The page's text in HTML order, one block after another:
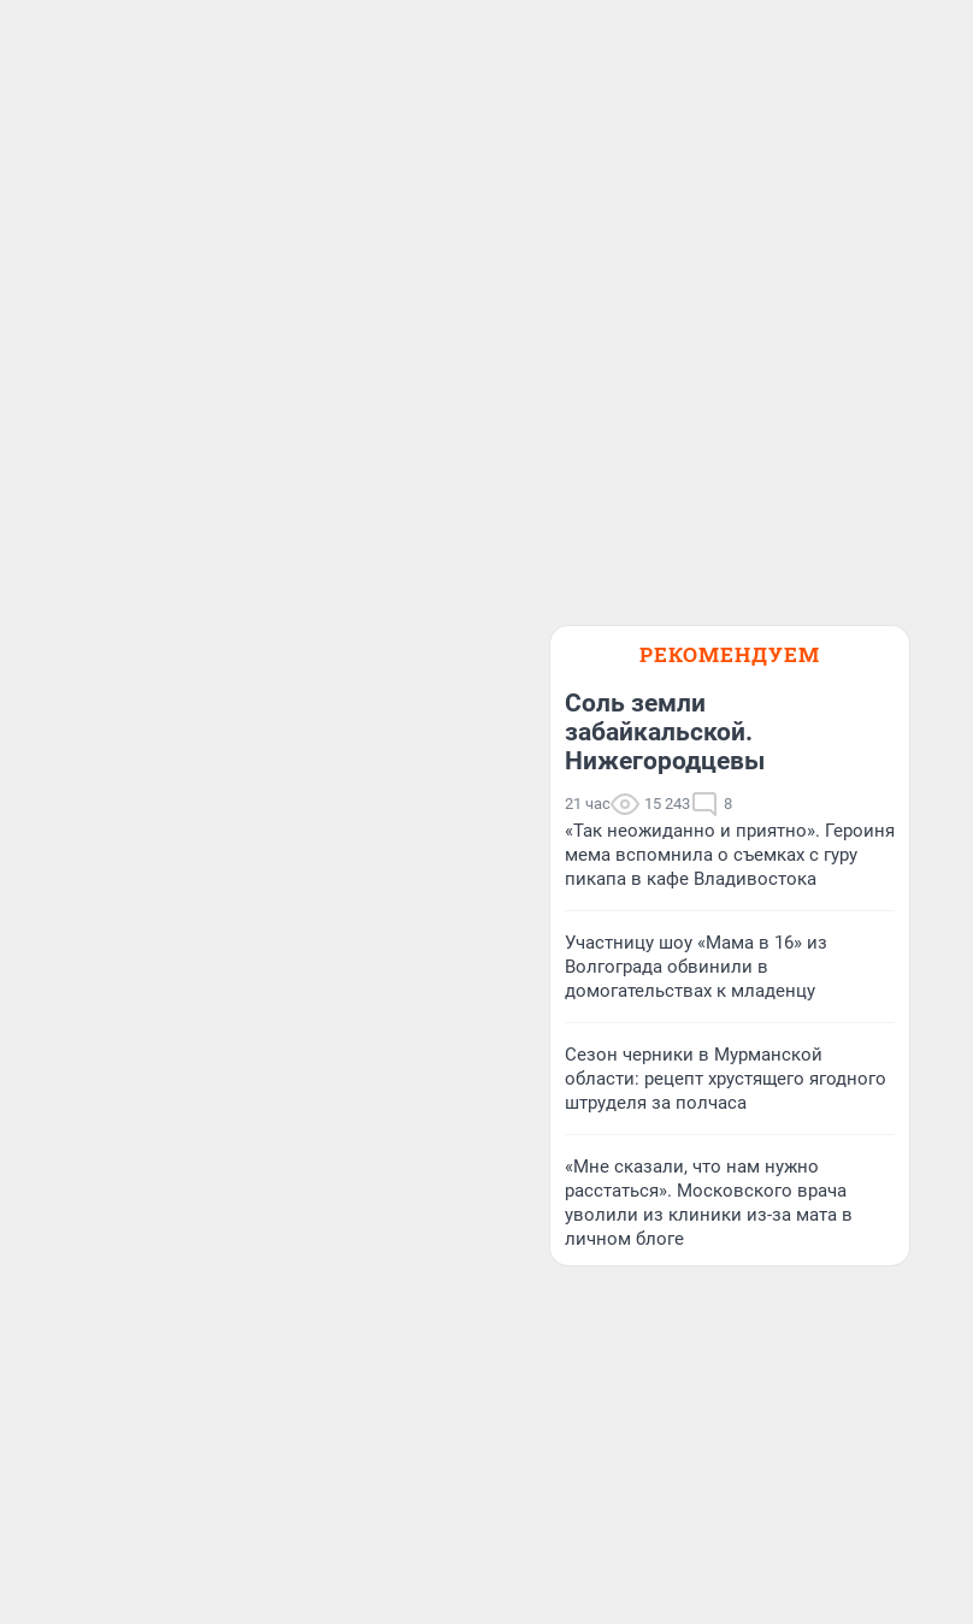
РЕКОМЕНДУЕМ
Соль земли
забайкальской.
Нижегородцевы
21 час 15 243 8
«Так неожиданно и приятно». Героиня
мема вспомнила о съемках с гуру
пикапа в кафе Владивостока
Участницу шоу «Мама в 16» из
Волгограда обвинили в
домогательствах к младенцу
Сезон черники в Мурманской
области: рецепт хрустящего ягодного
штруделя за полчаса
«Мне сказали, что нам нужно
расстаться». Московского врача
уволили из клиники из-за мата в
личном блоге